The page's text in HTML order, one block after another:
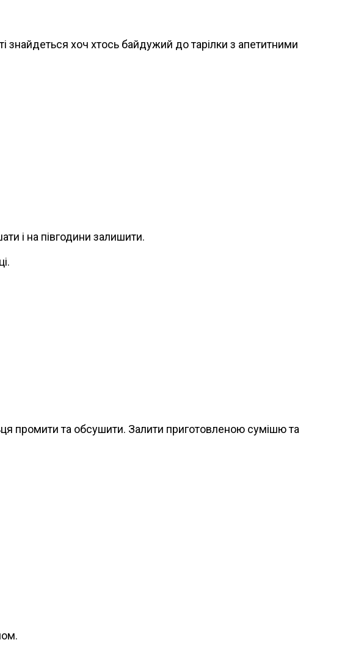
знайдеться хоч хтось байдужий до тарілки з апетитними
і на півгодини залишити.
промити та обсушити. Залити приготовленою сумішю та